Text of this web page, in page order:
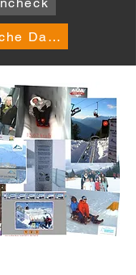
Technische Daten